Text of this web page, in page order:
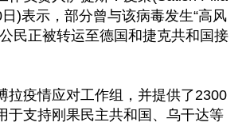
)表示，部分曾与该病毒发生“高风
民正被转运至德国和捷克共和国接
拉疫情应对工作组，并提供了2300
于支持刚果民主共和国、乌干达等